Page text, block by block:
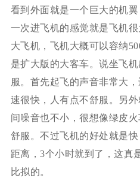
看到外面就是一个巨大的机
一次进飞机的感觉就是飞机
大飞机，飞机大概可以容纳
是扩大版的大客车。说坐飞
服。首先起飞的声音非常大
速很快，人有点不舒服。另
间噪音也不小，很想像绿皮
舒服。不过飞机的好处就是
距离，3个小时就到了，这真
比拟的。